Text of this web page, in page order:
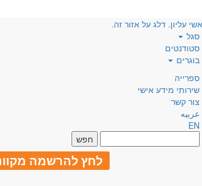
עליון. דלג על אזור זה.
סגל
סטודנטים
בוגרים
ספרייה
שירותי מידע אישי
צור קשר
عربيه
EN
לחץ להרשמה